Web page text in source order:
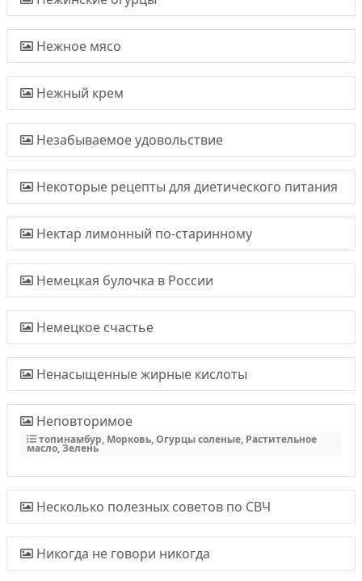
Нежное мясо
Нежный крем
Незабываемое удовольствие
Некоторые рецепты для диетического питания
Нектар лимонный по-старинному
Немецкая булочка в России
Немецкое счастье
Ненасыщенные жирные кислоты
Неповторимое
топинамбур, Морковь, Огурцы соленые, Растительное
масло, Зелень
Несколько полезных советов по СВЧ
Никогда не говори никогда